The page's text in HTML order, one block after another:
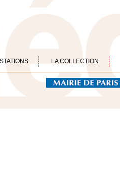
LA COLLECTION